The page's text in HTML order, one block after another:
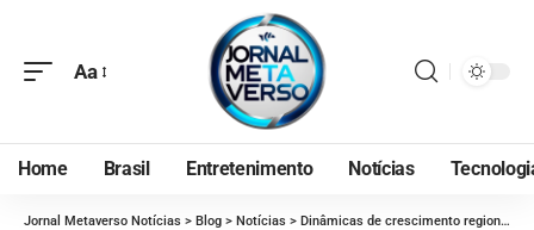
Aa
Home Brasil Entretenimento Notícias
Jornal Metaverso Notícias > Blog > Notícias > Dinâmicas de crescimento regional: O que revela a leitura de Guilherme Silva Ribeiro Campos